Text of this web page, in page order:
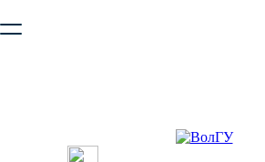
безопасную работу с сайтом. Пожалуйста